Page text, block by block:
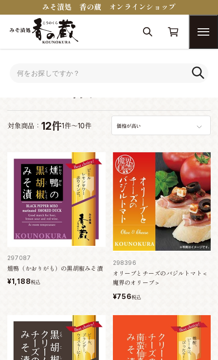
みそ漬処 香の蔵 オンラインショップ
対象商品： 12件1件～10件 価格が高い
297087
燻鴨（かおりがも）の黒胡椒みそ漬
¥1,188税込
298396
オリーブとチーズのバジルトマト＜
魔界のオリーブ＞
¥756税込